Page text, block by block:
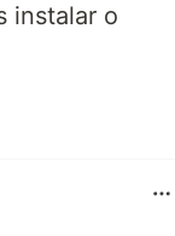
instalar o